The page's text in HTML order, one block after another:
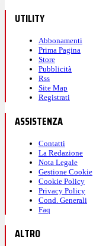
UTILITY
Abbonamenti
Prima Pagina
Store
Pubblicità
Rss
Site Map
Registrati
ASSISTENZA
Contatti
La Redazione
Nota Legale
Gestione Cookie
Cookie Policy
Privacy Policy
Cond. Generali
Faq
ALTRO